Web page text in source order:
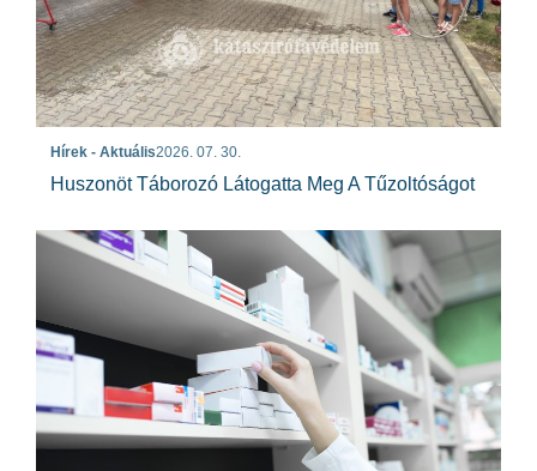
Hírek - Aktuális2026. 07. 30.
Huszonöt Táborozó Látogatta Meg A Tűzoltóságot